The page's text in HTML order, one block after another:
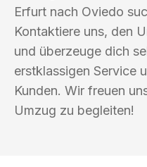
Erfurt nach Oviedo
Kontaktiere uns, den
und überzeuge dich
erstklassigen Service
Kunden. Wir freuen
Umzug zu begleiten!